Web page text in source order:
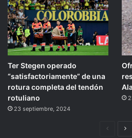
Ter Stegen operado
“satisfactoriamente” de una
rotura completa del tendón
rotuliano
23 septiembre, 2024
Página